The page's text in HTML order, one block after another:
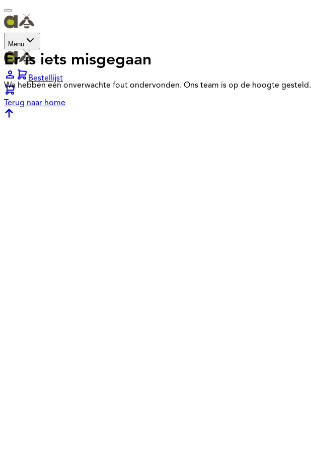
Menu
Bestellijst
Er is iets misgegaan
We hebben een onverwachte fout ondervonden. Ons team is op de hoogte gesteld.
Terug naar home